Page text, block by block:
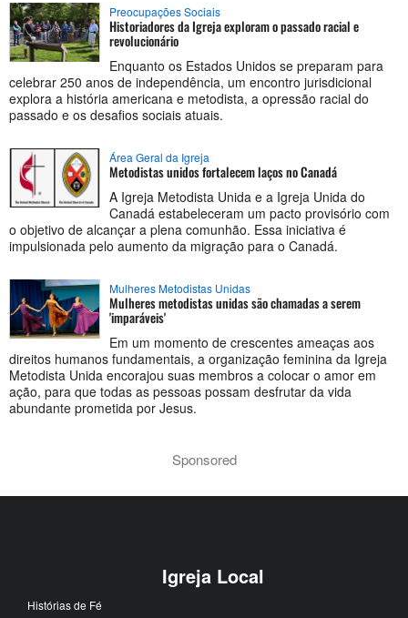
Preocupações Sociais
Historiadores da Igreja exploram o passado racial e
revolucionário
Enquanto os Estados Unidos se preparam para
celebrar 250 anos de independência, um encontro jurisdicional
explora a história americana e metodista, a opressão racial do
passado e os desafios sociais atuais.
Área Geral da Igreja
Metodistas unidos fortalecem laços no Canadá
A Igreja Metodista Unida e a Igreja Unida do
Canadá estabeleceram um pacto provisório com
o objetivo de alcançar a plena comunhão. Essa iniciativa é
impulsionada pelo aumento da migração para o Canadá.
Mulheres Metodistas Unidas
Mulheres metodistas unidas são chamadas a serem
'imparáveis'
Em um momento de crescentes ameaças aos
direitos humanos fundamentais, a organização feminina da Igreja
Metodista Unida encorajou suas membros a colocar o amor em
ação, para que todas as pessoas possam desfrutar da vida
abundante prometida por Jesus.
Sponsored
Igreja Local
Histórias de Fé